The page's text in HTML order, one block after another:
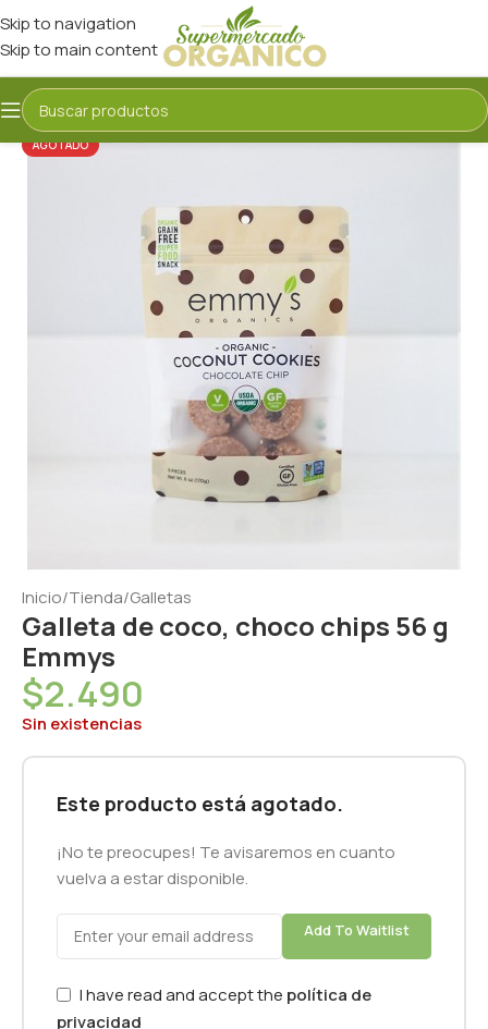
Skip to navigation
Skip to main content
AGOTADO
Inicio/Tienda/Galletas
Galleta de coco, choco chips 56 g
Emmys
$2.490
Sin existencias
Este producto está agotado.
¡No te preocupes! Te avisaremos en cuanto
vuelva a estar disponible.
Add To Waitlist
I have read and accept the política de
privacidad